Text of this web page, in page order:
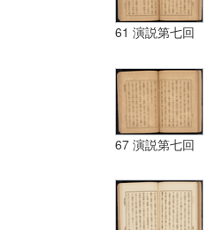
61 演説第七回
67 演説第七回